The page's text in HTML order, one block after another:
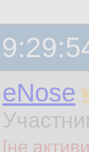
eNose
[не